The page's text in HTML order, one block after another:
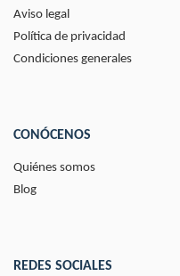
Aviso legal
Política de privacidad
Condiciones generales
CONÓCENOS
Quiénes somos
Blog
REDES SOCIALES